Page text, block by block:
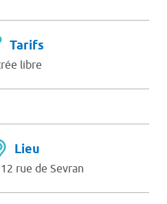
Tarifs
libre
Lieu
rue de Sevran